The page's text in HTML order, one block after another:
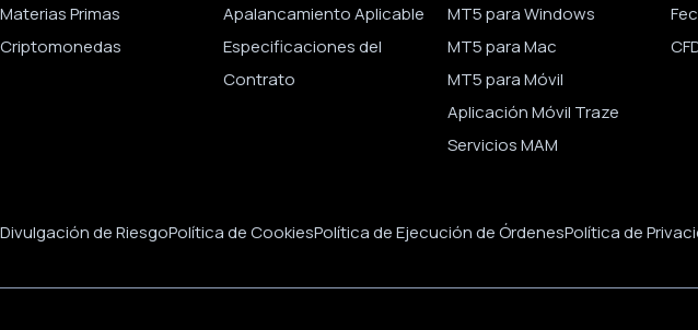
Materias Primas
Criptomonedas
Apalancamiento Aplicable
Especificaciones del
Contrato
MT5 para Windows
MT5 para Mac
MT5 para Móvil
Aplicación Móvil Traze
Servicios MAM
Divulgación de RiesgoPolítica de CookiesPolítica de Ejecución de ÓrdenesPolítica de